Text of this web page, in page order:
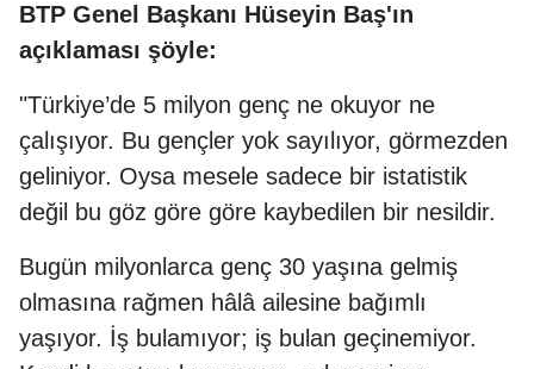
BTP Genel Başkanı Hüseyin Baş'ın
açıklaması şöyle:
"Türkiye’de 5 milyon genç ne okuyor ne
çalışıyor. Bu gençler yok sayılıyor, görmezden
geliniyor. Oysa mesele sadece bir istatistik
değil bu göz göre göre kaybedilen bir nesildir.
Bugün milyonlarca genç 30 yaşına gelmiş
olmasına rağmen hâlâ ailesine bağımlı
yaşıyor. İş bulamıyor; iş bulan geçinemiyor.